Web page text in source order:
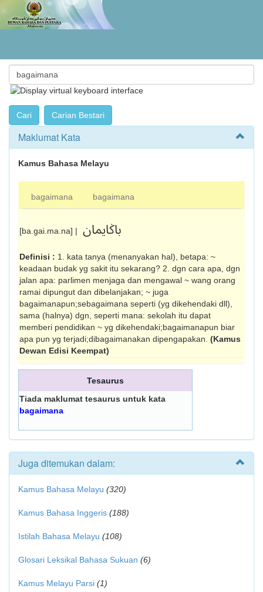
Maklumat Kata
Kamus Bahasa Melayu
bagaimana bagaimana
[ba.gai.ma.na] | باݢايمان
Definisi : 1. kata tanya (menanyakan hal), betapa: ~
keadaan budak yg sakit itu sekarang? 2. dgn cara apa, dgn
jalan apa: parlimen menjaga dan mengawal ~ wang orang
ramai dipungut dan dibelanjakan; ~ juga
bagaimanapun;sebagaimana seperti (yg dikehendaki dll),
sama (halnya) dgn, seperti mana: sekolah itu dapat
memberi pendidikan ~ yg dikehendaki;bagaimanapun biar
apa pun yg terjadi;dibagaimanakan dipengapakan. (Kamus
Dewan Edisi Keempat)
Tesaurus
Tiada maklumat tesaurus untuk kata
bagaimana
Juga ditemukan dalam:
Kamus Bahasa Melayu (320)
Kamus Bahasa Inggeris (188)
Istilah Bahasa Melayu (108)
Glosari Leksikal Bahasa Sukuan (6)
Kamus Melayu Parsi (1)